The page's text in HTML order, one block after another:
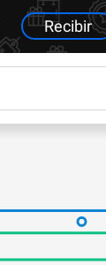
Recibir